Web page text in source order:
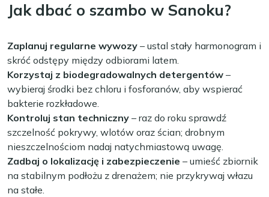
Jak dbać o szambo w Sanoku?
Zaplanuj regularne wywozy – ustal stały harmonogram i
skróć odstępy między odbiorami latem.
Korzystaj z biodegradowalnych detergentów –
wybieraj środki bez chloru i fosforanów, aby wspierać
bakterie rozkładowe.
Kontroluj stan techniczny – raz do roku sprawdź
szczelność pokrywy, wlotów oraz ścian; drobnym
nieszczelnościom nadaj natychmiastową uwagę.
Zadbaj o lokalizację i zabezpieczenie – umieść zbiornik
na stabilnym podłożu z drenażem; nie przykrywaj włazu
na stałe.